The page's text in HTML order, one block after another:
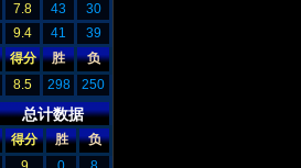
7.8 43
30
9.4 41
39
得分 胜
负
8.5 298 250
总计数据
得分 胜
负